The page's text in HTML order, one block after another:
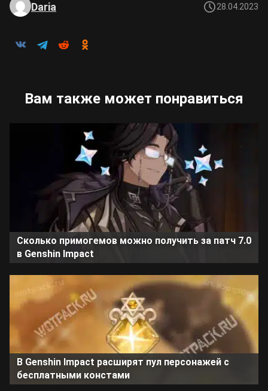
Daria 28.04.2023
Вам также может понравиться
Сколько примогемов можно получить за патч 7.0
в Genshin Impact
В Genshin Impact расширят пул персонажей с
бесплатными констами